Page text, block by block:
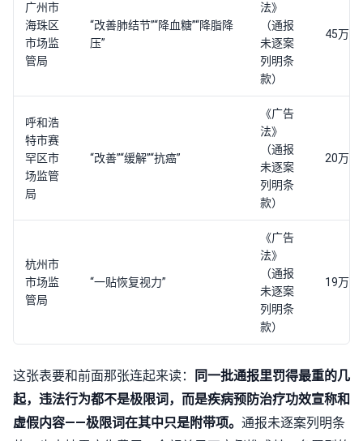
广州市
海珠区
市场监
管局
“改善肺结节”“降血糖”“降脂降
压”
法》
（通报
未逐案
列明条
款）
45万元
呼和浩
特市赛
罕区市
场监管
局
“改善”“缓解”“抗癌”
《广告
法》
（通报
未逐案
列明条
款）
20万元
杭州市
市场监
管局
“一贴恢复视力”
《广告
法》
（通报
未逐案
列明条
款）
19万元
这张表要和前面那张连起来读：
同一批通报里罚得最重的几
起，违法行为都不是极限词，而是疾病预防治疗功效宣称和
虚假内容——极限词在其中只是附带项。 通报未逐案列明条